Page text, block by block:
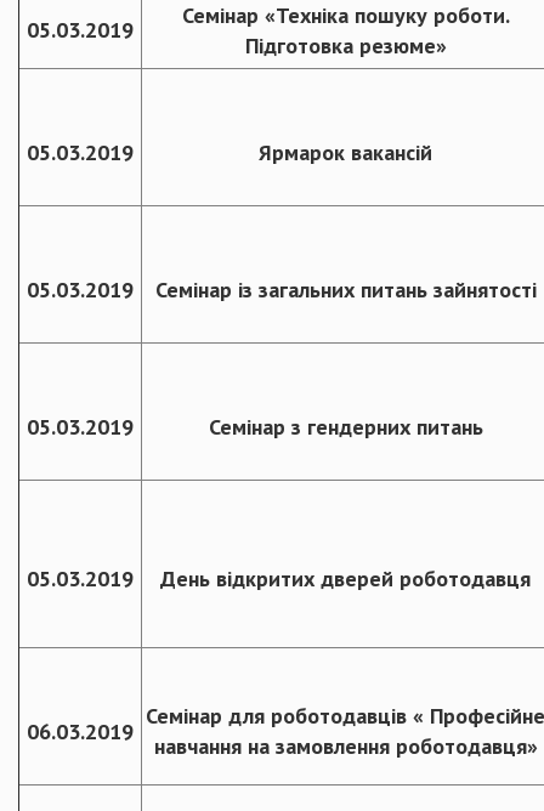
05.03.2019
Семінар «Техніка пошуку роботи.
Підготовка резюме»
05.03.2019 Ярмарок вакансій
05.03.2019 Семінар із загальних питань зайнятості
05.03.2019 Семінар з гендерних питань
05.03.2019 День відкритих дверей роботодавця
06.03.2019
Семінар для роботодавців « Професійне
навчання на замовлення роботодавця»